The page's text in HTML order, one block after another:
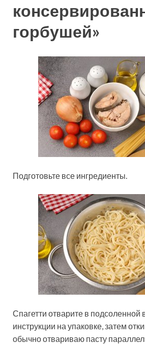
горбушей»
Подготовьте все ингредиенты.
Спагетти отварите в подсоленной
инструкции на упаковке, затем
обычно отвариваю пасту